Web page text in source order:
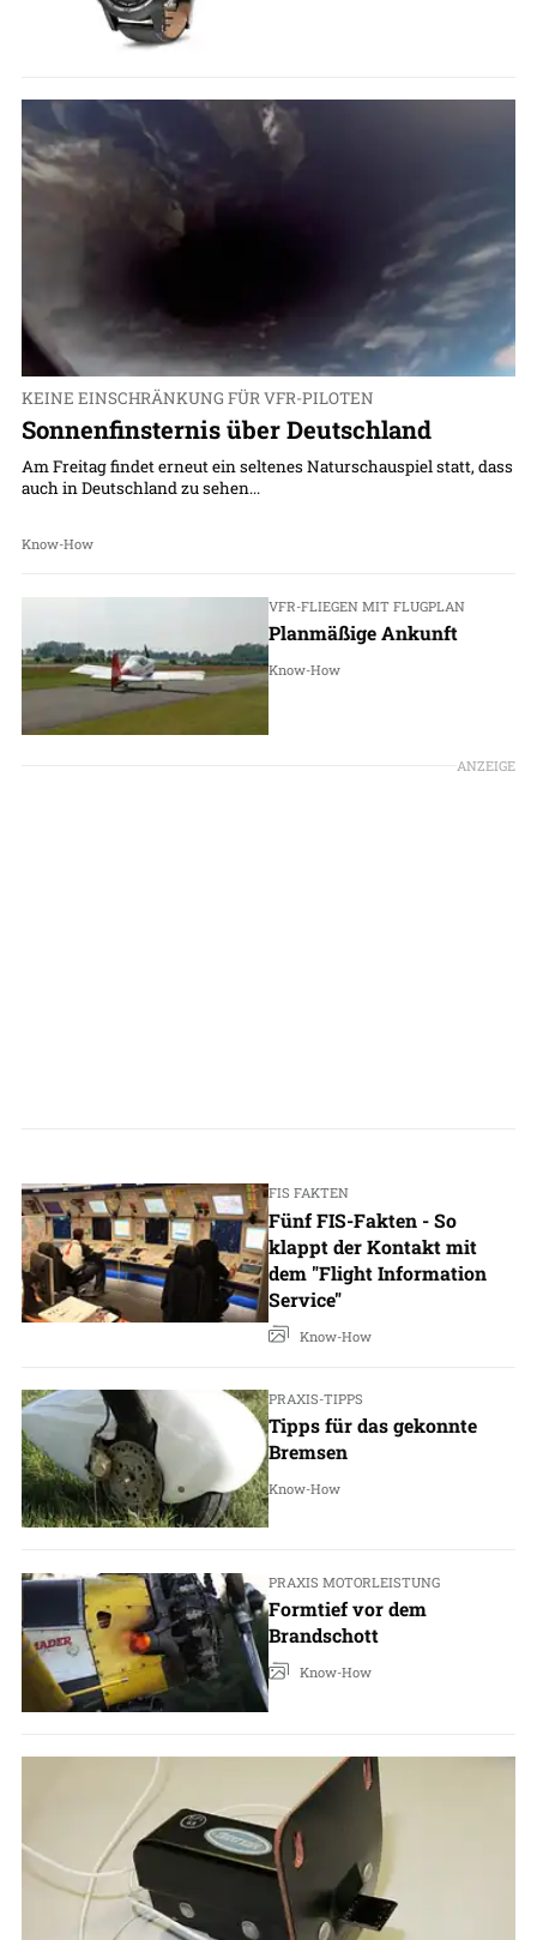
KEINE EINSCHRÄNKUNG FÜR VFR-PILOTEN
Sonnenfinsternis über Deutschland
Am Freitag findet erneut ein seltenes Naturschauspiel statt, dass
auch in Deutschland zu sehen...
Know-How
VFR-FLIEGEN MIT FLUGPLAN
Planmäßige Ankunft
Know-How
ANZEIGE
FIS FAKTEN
Fünf FIS-Fakten - So
klappt der Kontakt mit
dem "Flight Information
Service"
Know-How
PRAXIS-TIPPS
Tipps für das gekonnte
Bremsen
Know-How
PRAXIS MOTORLEISTUNG
Formtief vor dem
Brandschott
Know-How